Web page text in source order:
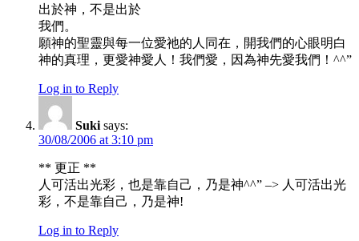
出於神，不是出於
我們。
願神的聖靈與每一位愛祂的人同在，開我們的心眼明白
神的真理，更愛神愛人！我們愛，因為神先愛我們！^^”
Log in to Reply
Suki says:
30/08/2006 at 3:10 pm
** 更正 **
人可活出光彩，也是靠自己，乃是神^^” –> 人可活出光
彩，不是靠自己，乃是神!
Log in to Reply